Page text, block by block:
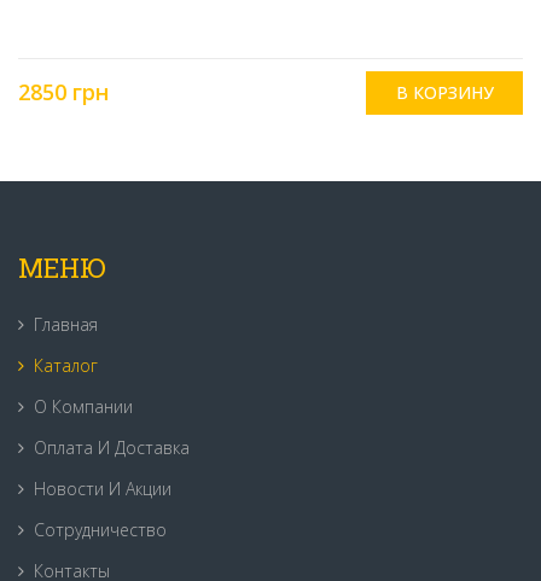
2850 грн
МЕНЮ
Главная
Каталог
О Компании
Оплата И Доставка
Новости И Акции
Сотрудничество
Контакты